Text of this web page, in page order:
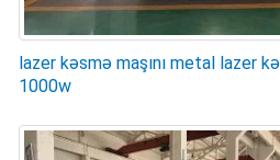
lazer kəsmə maşını metal lazer
1000w